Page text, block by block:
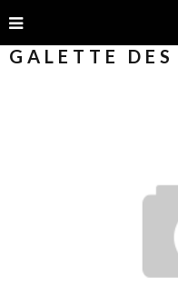
GALETTE